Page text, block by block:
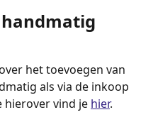
het toevoegen van
als via de inkoop
vind je hier.